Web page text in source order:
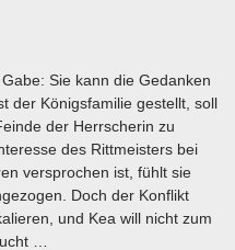
Sie kann die Gedanken
der Königsfamilie gestellt, soll
der Herrscherin zu
des Rittmeisters bei
versprochen ist, fühlt sie
Doch der Konflikt
und Kea will nicht zum
…